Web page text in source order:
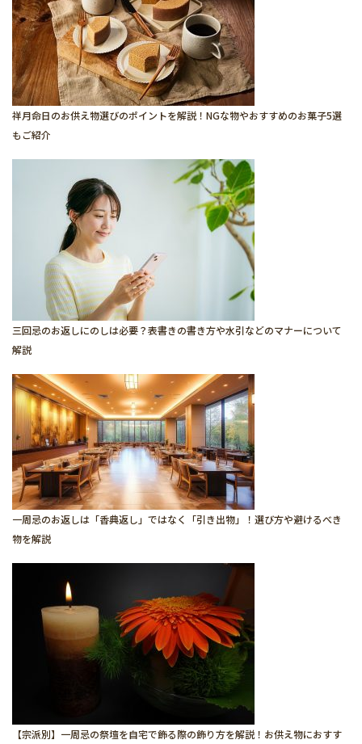
祥月命日のお供え物選びのポイントを解説！NGな物やおすすめのお菓子5選
もご紹介
三回忌のお返しにのしは必要？表書きの書き方や水引などのマナーについて
解説
一周忌のお返しは「香典返し」ではなく「引き出物」！選び方や避けるべき
物を解説
【宗派別】一周忌の祭壇を自宅で飾る際の飾り方を解説！お供え物におすす